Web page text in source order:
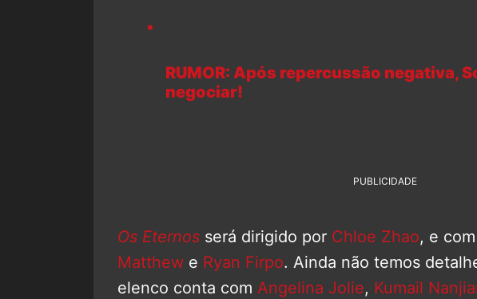
RUMOR: Após repercussão negativa,
negociar!
PUBLICIDADE
Os Eternos será dirigido por Chloe Zhao, e
Matthew e Ryan Firpo. Ainda não temos
elenco conta com Angelina Jolie, Kumail